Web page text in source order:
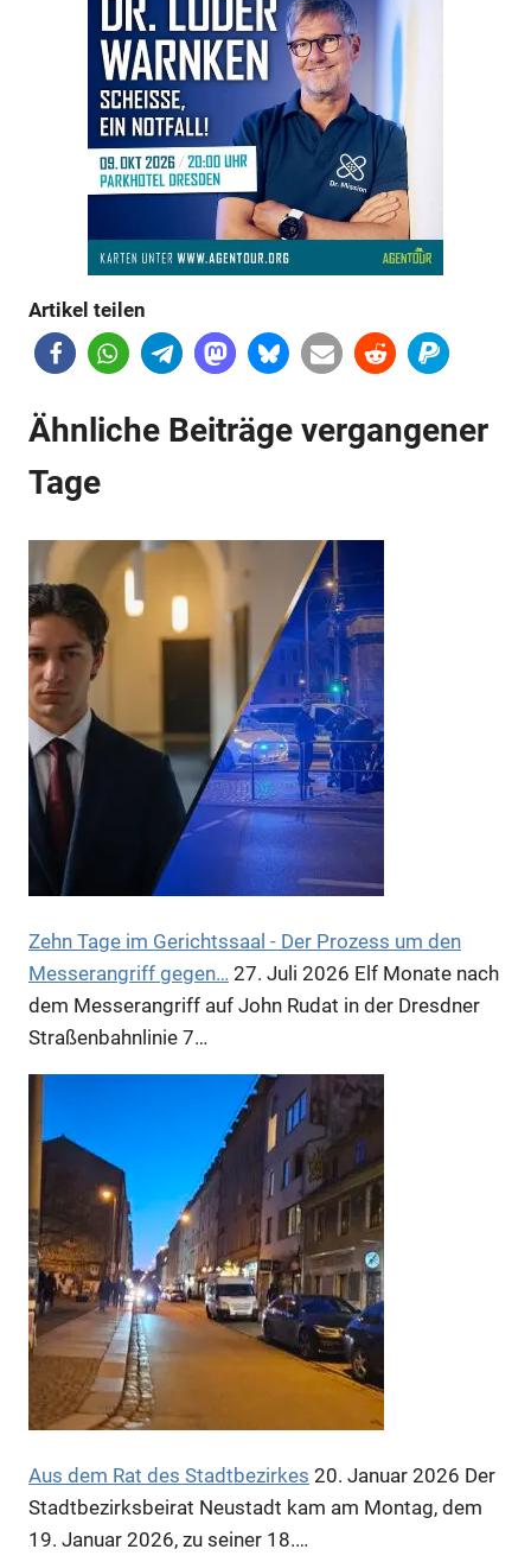
Anzeige
Anzeige
Anzeige
Anzeige
Artikel teilen
Ähnliche Beiträge vergangener
Tage
Zehn Tage im Gerichtssaal - Der Prozess um den
Messerangriff gegen… 27. Juli 2026 Elf Monate nach
dem Messerangriff auf John Rudat in der Dresdner
Straßenbahnlinie 7…
Aus dem Rat des Stadtbezirkes 20. Januar 2026 Der
Stadtbezirksbeirat Neustadt kam am Montag, dem
19. Januar 2026, zu seiner 18.…